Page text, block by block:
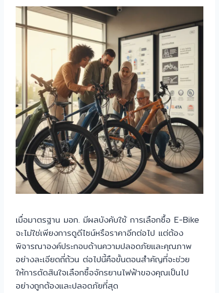
เมื่อมาตรฐาน มอก. มีผลบังคับใช้ การเลือกซื้อ E-Bike
จะไม่ใช่เพียงการดูดีไซน์หรือราคาอีกต่อไป แต่ต้อง
พิจารณาองค์ประกอบด้านความปลอดภัยและคุณภาพ
อย่างละเอียดถี่ถ้วน ต่อไปนี้คือขั้นตอนสำคัญที่จะช่วย
ให้การตัดสินใจเลือกซื้อจักรยานไฟฟ้าของคุณเป็นไป
อย่างถูกต้องและปลอดภัยที่สุด